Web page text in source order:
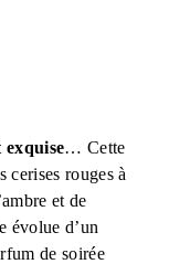
exquise… Cette
cerises rouges à
et de
évolue d’un
de soirée